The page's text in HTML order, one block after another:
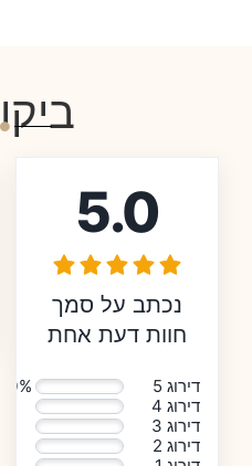
5.0
נכתב על סמך
חוות דעת אחת
דירוג 5
דירוג 4
דירוג 3
דירוג 2